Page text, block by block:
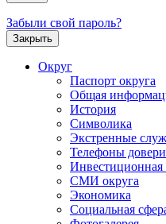
Забыли свой пароль?
Закрыть
Округ
Паспорт округа
Общая
История
Символика
Экстренные
Телефоны
Инвестиционная
СМИ округа
Экономика
Социальная